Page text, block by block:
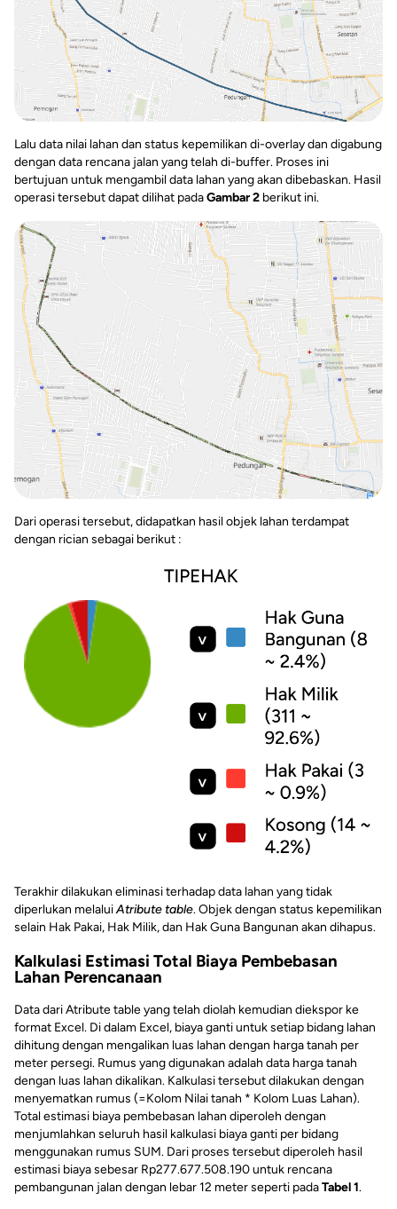
Lalu data nilai lahan dan status kepemilikan di-overlay dan digabung
dengan data rencana jalan yang telah di-buffer. Proses ini
bertujuan untuk mengambil data lahan yang akan dibebaskan. Hasil
operasi tersebut dapat dilihat padaGambar 2 berikut ini.
Dari operasi tersebut, didapatkan hasil objek lahan terdampat
dengan rician sebagai berikut :
Terakhir dilakukan eliminasi terhadap data lahan yang tidak
diperlukan melaluiAtribute table. Objek dengan status kepemilikan
selain Hak Pakai, Hak Milik, dan Hak Guna Bangunan akan dihapus.
Kalkulasi Estimasi Total Biaya Pembebasan
Lahan Perencanaan
Data dari Atribute table yang telah diolah kemudian diekspor ke
format Excel. Di dalam Excel, biaya ganti untuk setiap bidang lahan
dihitung dengan mengalikan luas lahan dengan harga tanah per
meter persegi. Rumus yang digunakan adalah data harga tanah
dengan luas lahan dikalikan. Kalkulasi tersebut dilakukan dengan
menyematkan rumus (=Kolom Nilai tanah * Kolom Luas Lahan).
Total estimasi biaya pembebasan lahan diperoleh dengan
menjumlahkan seluruh hasil kalkulasi biaya ganti per bidang
menggunakan rumus SUM. Dari proses tersebut diperoleh hasil
estimasi biaya sebesar Rp277.677.508.190 untuk rencana
pembangunan jalan dengan lebar 12 meter seperti padaTabel 1.